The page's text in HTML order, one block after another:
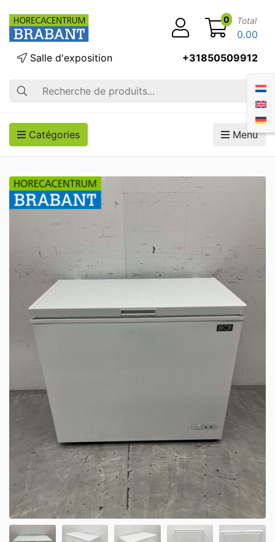
Recherche
Salle d'exposition +31850509912
0 Total
0.00
Catégories Menu